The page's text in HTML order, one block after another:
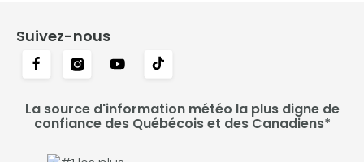
Suivez-nous
La source d'information météo la plus digne de
confiance des Québécois et des Canadiens*